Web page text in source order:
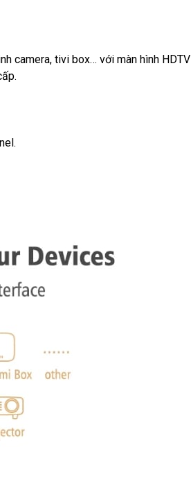
camera, tivi box… với màn hình HDTV